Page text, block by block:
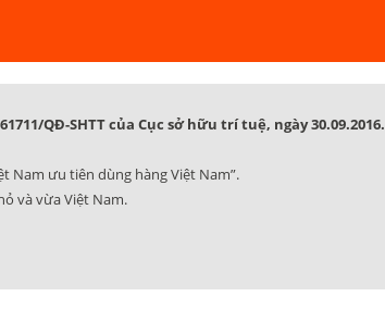
QĐ-SHTT của Cục sở hữu trí tuệ, ngày 30.09.2016.
Nam ưu tiên dùng hàng Việt Nam”.
và vừa Việt Nam.